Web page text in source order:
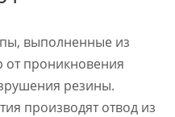
выполненные из
проникновения
резины.
производят отвод из